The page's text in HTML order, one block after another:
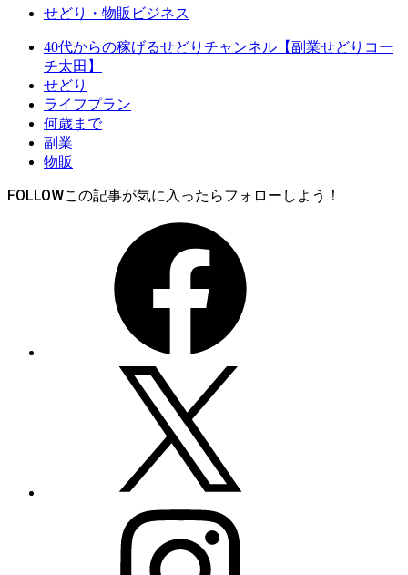
せどり・物販ビジネス
40代からの稼げるせどりチャンネル【副業せどりコー
チ太田】
せどり
ライフプラン
何歳まで
副業
物販
FOLLOW